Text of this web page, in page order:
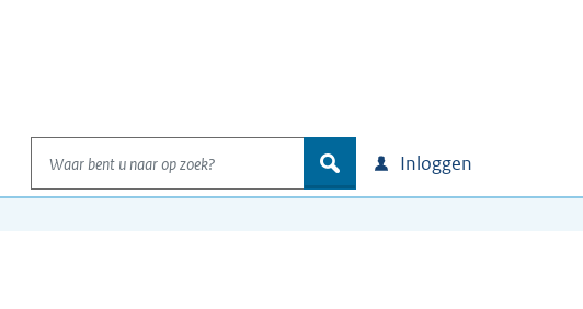
Waar bent u naar op zoek?
zoek Inloggen